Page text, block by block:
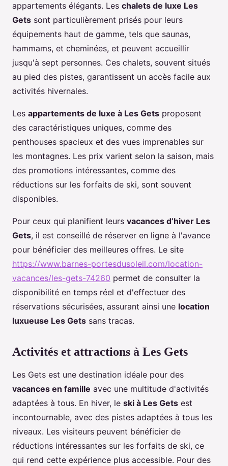
appartements élégants. Les chalets de luxe Les
Gets sont particulièrement prisés pour leurs
équipements haut de gamme, tels que saunas,
hammams, et cheminées, et peuvent accueillir
jusqu'à sept personnes. Ces chalets, souvent situés
au pied des pistes, garantissent un accès facile aux
activités hivernales.
Les appartements de luxe à Les Gets proposent
des caractéristiques uniques, comme des
penthouses spacieux et des vues imprenables sur
les montagnes. Les prix varient selon la saison, mais
des promotions intéressantes, comme des
réductions sur les forfaits de ski, sont souvent
disponibles.
Pour ceux qui planifient leurs vacances d’hiver Les
Gets, il est conseillé de réserver en ligne à l'avance
pour bénéficier des meilleures offres. Le site
https://www.barnes-portesdusoleil.com/location-
vacances/les-gets-74260 permet de consulter la
disponibilité en temps réel et d'effectuer des
réservations sécurisées, assurant ainsi une location
luxueuse Les Gets sans tracas.
Activités et attractions à Les Gets
Les Gets est une destination idéale pour des
vacances en famille avec une multitude d'activités
adaptées à tous. En hiver, le ski à Les Gets est
incontournable, avec des pistes adaptées à tous les
niveaux. Les visiteurs peuvent bénéficier de
réductions intéressantes sur les forfaits de ski, ce
qui rend cette expérience plus accessible. Pour des